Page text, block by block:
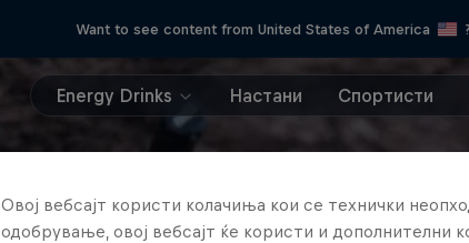
Want to see content from United States of America ?
Energy Drinks Настани Спортисти
Овој вебсајт користи колачиња кои се технички
одобрување, овој вебсајт ќе користи и дополнителни